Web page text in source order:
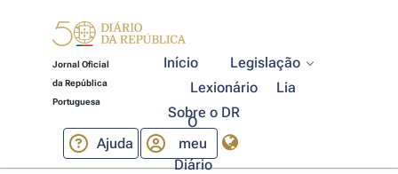
Jornal Oficial
da República
Portuguesa
Início
Legislação
Lexionário
Lia
Sobre o DR
Ajuda
O
meu
Diário